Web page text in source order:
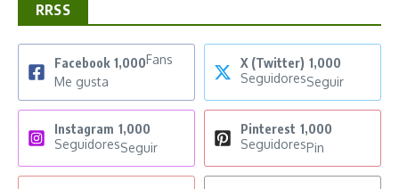
RRSS
Facebook 1,000Fans
Me gusta
X (Twitter) 1,000
SeguidoresSeguir
Instagram 1,000
SeguidoresSeguir
Pinterest 1,000
SeguidoresPin